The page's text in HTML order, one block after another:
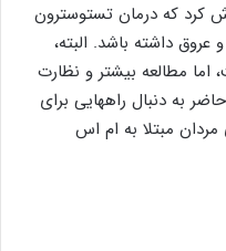
کرد که درمان تستوسترون
داشته باشد. البته،
اما مطالعه بیشتر و نظارت
به دنبال راههایی برای
مبتلا به ام اس